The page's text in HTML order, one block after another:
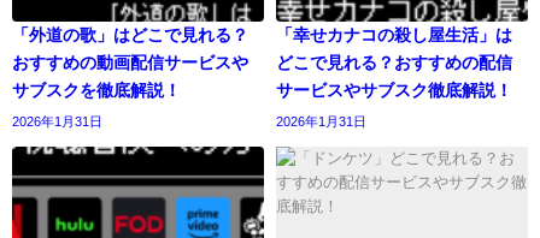
「外道の歌」はどこで見れる？
おすすめの動画配信サービスや
サブスクを徹底解説！
2026年1月31日
「幸せカナコの殺し屋生活」は
どこで見れる？おすすめの配信
サービスやサブスク徹底解説！
2026年1月31日